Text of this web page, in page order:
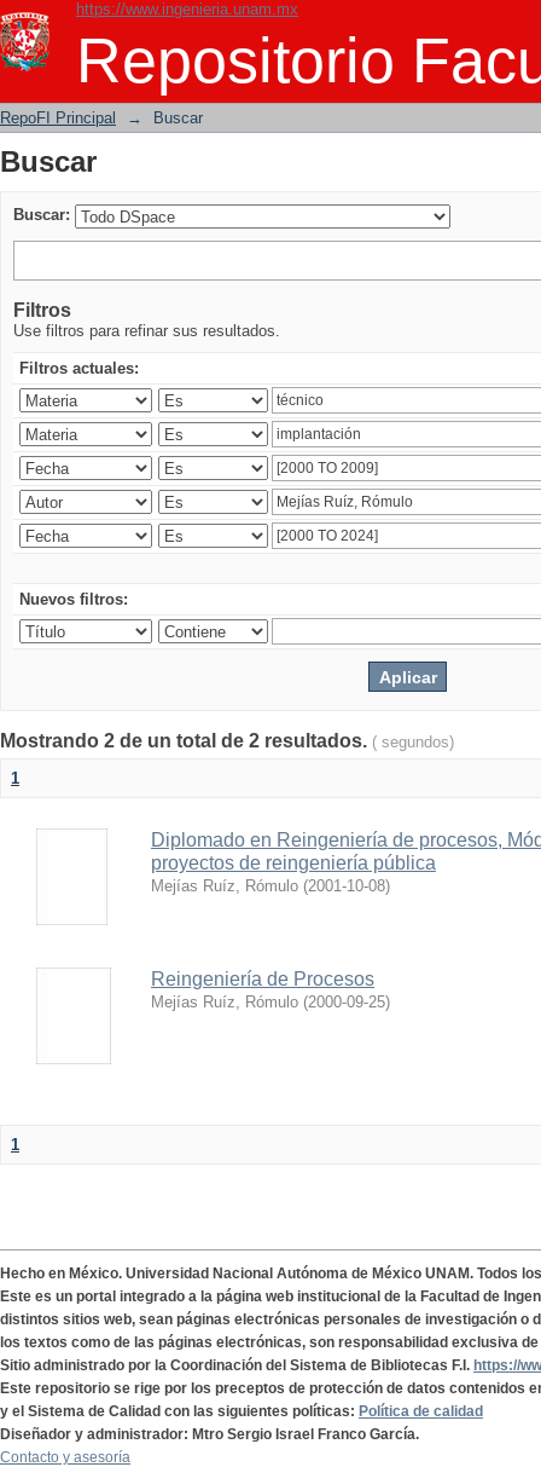
https://www.ingenieria.unam.mx
Repositorio
Buscar
RepoFI Principal → Buscar
Buscar
Buscar:
Filtros
Use filtros para refinar sus resultados.
Filtros actuales:
Nuevos filtros:
Mostrando 2 de un total de 2 resultados. ( segundos)
1
Diplomado en Reingeniería de procesos,
proyectos de reingeniería pública
Mejías Ruíz, Rómulo (2001-10-08)
Reingeniería de Procesos
Mejías Ruíz, Rómulo (2000-09-25)
1
Hecho en México. Universidad Nacional Autónoma de México UNAM. Todos
Este es un portal integrado a la página web institucional de la Facultad de
distintos sitios web, sean páginas electrónicas personales de investigación o
los textos como de las páginas electrónicas, son responsabilidad exclusiva
Sitio administrado por la Coordinación del Sistema de Bibliotecas F.I. https://
Este repositorio se rige por los preceptos de protección de datos contenidos
y el Sistema de Calidad con las siguientes políticas: Política de calidad
Diseñador y administrador: Mtro Sergio Israel Franco García.
Contacto y asesoría